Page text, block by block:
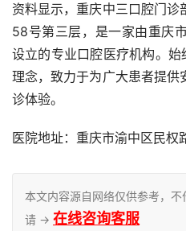
资料显示，重庆中三口腔门
58号第三层，是一家由重庆
设立的专业口腔医疗机构。始
理念，致力于为广大患者提
诊体验。
医院地址：重庆市渝中区民权
本文内容源自网络仅供参考，
请 → 在线咨询客服